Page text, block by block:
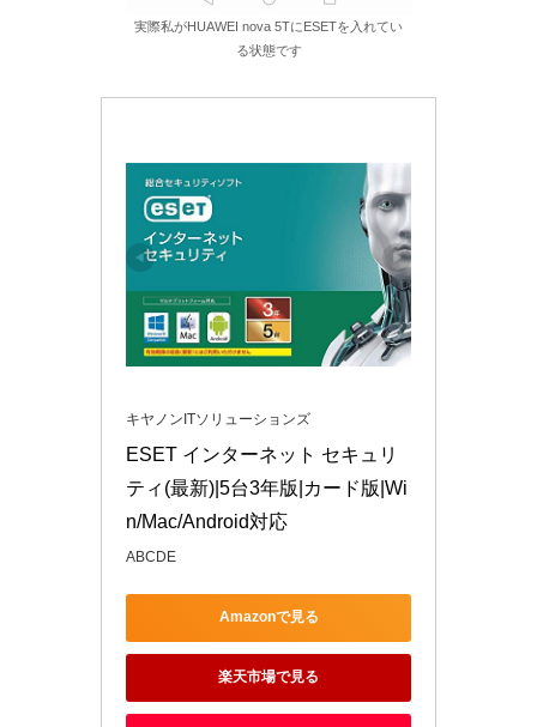
実際私がHUAWEI nova 5TにESETを入れてい
る状態です
キヤノンITソリューションズ
ESET インターネット セキュリ
ティ(最新)|5台3年版|カード版|Wi
n/Mac/Android対応
ABCDE
Amazonで見る
楽天市場で見る